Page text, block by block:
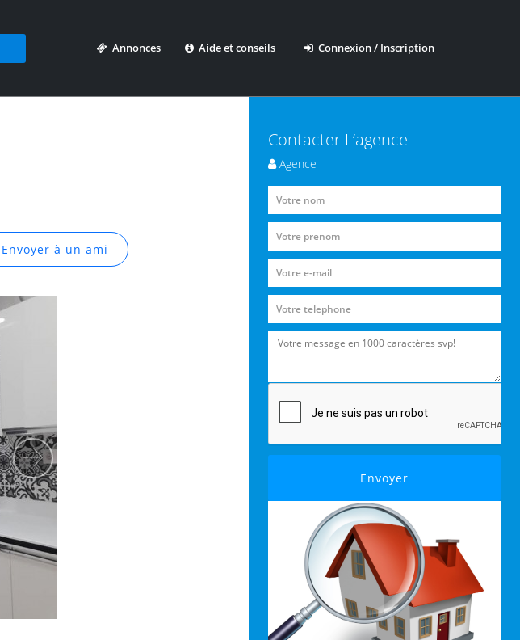
Annonces Aide et conseils Connexion / Inscription
Envoyer à un ami
Suivant
Contacter L’agence
Agence
Envoyer